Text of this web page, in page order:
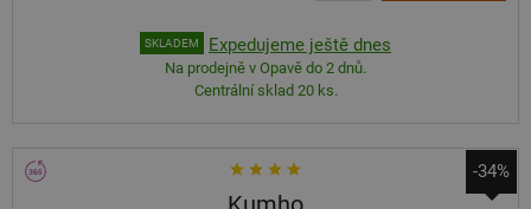
SKLADEM Expedujeme ještě dnes
Na prodejně v Opavě do 2 dnů.
Centrální sklad 20 ks.
-34%